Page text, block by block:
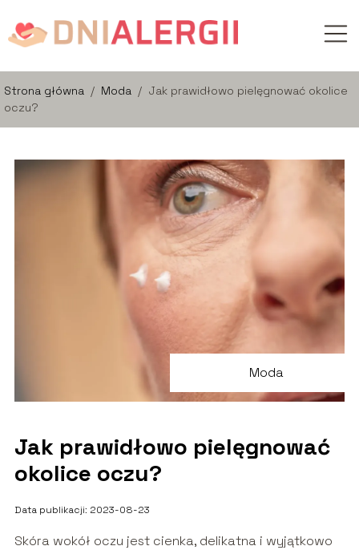
Strona główna / Moda / Jak prawidłowo pielęgnować okolice
oczu?
Moda
Jak prawidłowo pielęgnować
okolice oczu?
Data publikacji: 2023-08-23
Skóra wokół oczu jest cienka, delikatna i wyjątkowo